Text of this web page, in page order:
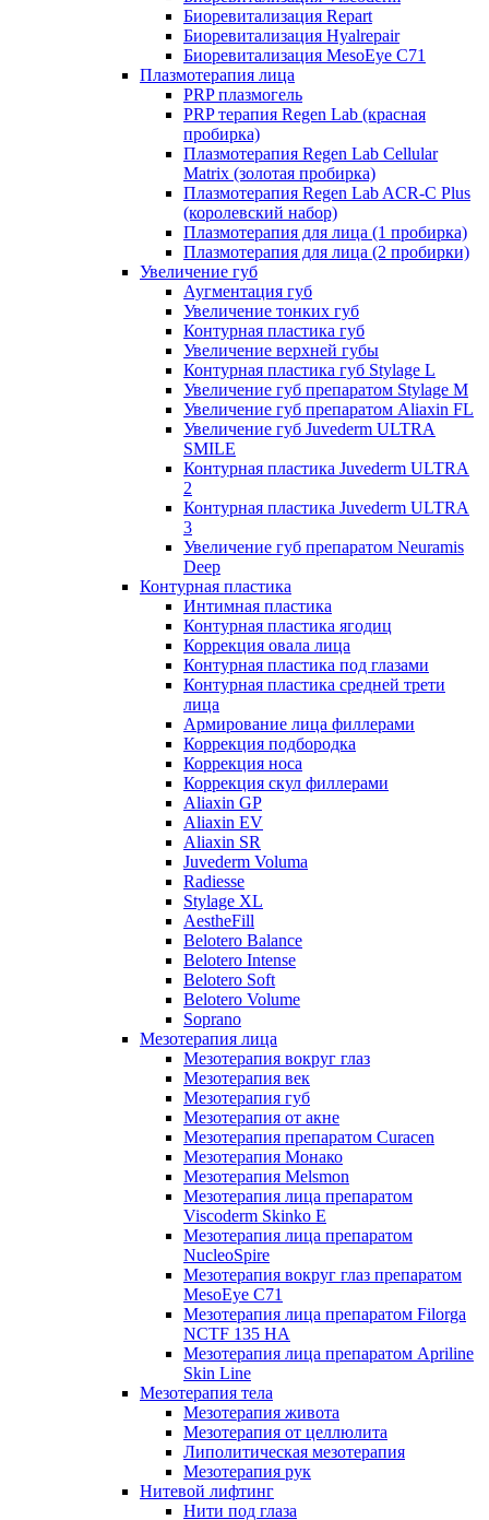
Биоревитализация Repart
Биоревитализация Hyalrepair
Биоревитализация MesoEye C71
Плазмотерапия лица
PRP плазмогель
PRP терапия Regen Lab (красная
пробирка)
Плазмотерапия Regen Lab Cellular
Matrix (золотая пробирка)
Плазмотерапия Regen Lab ACR-C Plus
(королевский набор)
Плазмотерапия для лица (1 пробирка)
Плазмотерапия для лица (2 пробирки)
Увеличение губ
Аугментация губ
Увеличение тонких губ
Контурная пластика губ
Увеличение верхней губы
Контурная пластика губ Stylage L
Увеличение губ препаратом Stylage M
Увеличение губ препаратом Aliaxin FL
Увеличение губ Juvederm ULTRA
SMILE
Контурная пластика Juvederm ULTRA
2
Контурная пластика Juvederm ULTRA
3
Увеличение губ препаратом Neuramis
Deep
Контурная пластика
Интимная пластика
Контурная пластика ягодиц
Коррекция овала лица
Контурная пластика под глазами
Контурная пластика средней трети
лица
Армирование лица филлерами
Коррекция подбородка
Коррекция носа
Коррекция скул филлерами
Aliaxin GP
Aliaxin EV
Aliaxin SR
Juvederm Voluma
Radiesse
Stylage XL
AestheFill
Belotero Balance
Belotero Intense
Belotero Soft
Belotero Volume
Soprano
Мезотерапия лица
Мезотерапия вокруг глаз
Мезотерапия век
Мезотерапия губ
Мезотерапия от акне
Мезотерапия препаратом Curacen
Мезотерапия Монако
Мезотерапия Melsmon
Мезотерапия лица препаратом
Viscoderm Skinko E
Мезотерапия лица препаратом
NucleoSpire
Мезотерапия вокруг глаз препаратом
MesoEye С71
Мезотерапия лица препаратом Filorga
NCTF 135 HA
Мезотерапия лица препаратом Apriline
Skin Line
Мезотерапия тела
Мезотерапия живота
Мезотерапия от целлюлита
Липолитическая мезотерапия
Мезотерапия рук
Нитевой лифтинг
Нити под глаза